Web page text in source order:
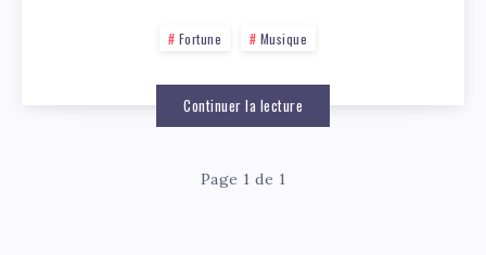
Fortune Musique
Continuer la lecture
Page 1 de 1